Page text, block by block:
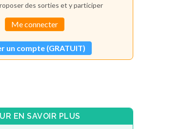
des sorties et y participer
Me connecter
un compte (GRATUIT)
EN SAVOIR PLUS